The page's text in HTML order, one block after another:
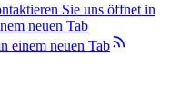
Sie uns öffnet in
neuen Tab
einem neuen Tab